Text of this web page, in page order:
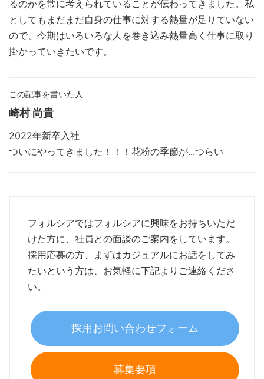
るのかを常に考えられていることが伝わってきました。私
としてもまだまだ自身の仕事に対する熱量が足りていない
ので、今期はいろいろな人を巻き込み熱量高く仕事に取り
掛かっていきたいです。
この記事を書いた人
崎村 尚貴
2022年新卒入社
ついにやってきました！！！花粉の季節が...つらい
フォルシアではフォルシアに興味をお持ちいただ
けた方に、社員との面談のご案内をしています。
採用応募の方、まずはカジュアルにお話をしてみ
たいという方は、お気軽に下記よりご連絡くださ
い。
採用お問い合わせフォーム
募集要項